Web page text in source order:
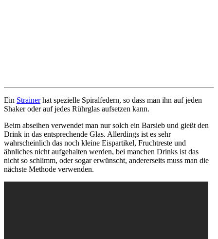
Ein Strainerhat spezielle Spiralfedern, so dass man ihn auf jeden
Shaker oder auf jedes Rührglas aufsetzen kann.
Beim abseihen verwendet man nur solch ein Barsieb und gießt den
Drink in das entsprechende Glas. Allerdings ist es sehr
wahrscheinlich das noch kleine Eispartikel, Fruchtreste und
ähnliches nicht aufgehalten werden, bei manchen Drinks ist das
nicht so schlimm, oder sogar erwünscht, andererseits muss man die
nächste Methode verwenden.